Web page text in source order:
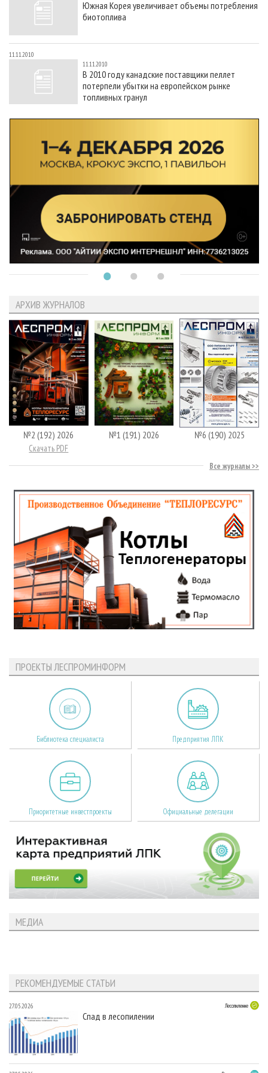
СУШКА ДРЕВЕСИНЫ
ПРОИЗВОДСТВО ДРЕВЕСНЫХ ПЛИТ
ДЕРЕВЯННОЕ ДОМОСТРОЕНИЕ
ПРОИЗВОДСТВО МЕБЕЛИ
БИОЭНЕРГЕТИКА
ЦБП
ПЕРСОНЫ
МОБИЛЬНЫЕ ВЫСТАВКИ
ПРИОРИТЕТНЫЕ ИНВЕСТПРОЕКТЫ
RUSSIAN FORESTRY REVIEW
ГАЗЕТА ЛЕСПРОМФОРУМ
КОНТАКТЫ
РЕКЛАМА
Южная Корея увеличивает объемы потребления
биотоплива
11.11.2010
11.11.2010
В 2010 году канадские поставщики пеллет
потерпели убытки на европейском рынке
топливных гранул
АРХИВ ЖУРНАЛОВ
№2 (192) 2026
Скачать PDF
№1 (191) 2026 №6 (190) 2025
Все журналы
ПРОЕКТЫ ЛЕСПРОМИНФОРМ
Библиотека специалиста Предприятия ЛПК
Приоритетные инвестпроекты Официальные делегации
МЕДИА
РЕКОМЕНДУЕМЫЕ СТАТЬИ
27.05.2026 Лесопиление
Спад в лесопилении